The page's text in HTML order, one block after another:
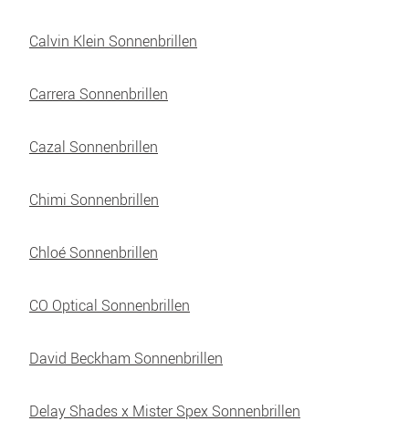
Calvin Klein Sonnenbrillen
Carrera Sonnenbrillen
Cazal Sonnenbrillen
Chimi Sonnenbrillen
Chloé Sonnenbrillen
CO Optical Sonnenbrillen
David Beckham Sonnenbrillen
Delay Shades x Mister Spex Sonnenbrillen